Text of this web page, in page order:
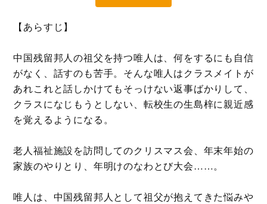
【あらすじ】
中国残留邦人の祖父を持つ唯人は、何をするにも自信
がなく、話すのも苦手。そんな唯人はクラスメイトが
あれこれと話しかけてもそっけない返事ばかりして、
クラスになじもうとしない、転校生の生島梓に親近感
を覚えるようになる。
老人福祉施設を訪問してのクリスマス会、年末年始の
家族のやりとり、年明けのなわとび大会……。
唯人は、中国残留邦人として祖父が抱えてきた悩みや